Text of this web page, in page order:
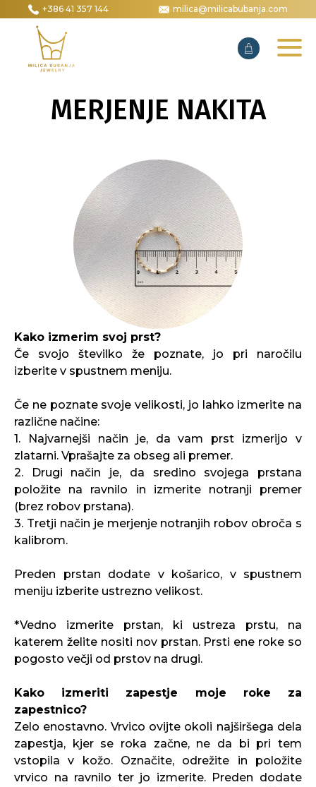
+386 41 357 144 milica@milicabubanja.com
MERJENJE NAKITA
Kako izmerim svoj prst?
Če svojo številko že poznate, jo pri naročilu
izberite v spustnem meniju.
Če ne poznate svoje velikosti, jo lahko izmerite na
različne načine:
1. Najvarnejši način je, da vam prst izmerijo v
zlatarni. Vprašajte za obseg ali premer.
2. Drugi način je, da sredino svojega prstana
položite na ravnilo in izmerite notranji premer
(brez robov prstana).
3. Tretji način je merjenje notranjih robov obroča s
kalibrom.
Preden prstan dodate v košarico, v spustnem
meniju izberite ustrezno velikost.
*Vedno izmerite prstan, ki ustreza prstu, na
katerem želite nositi nov prstan. Prsti ene roke so
pogosto večji od prstov na drugi.
Kako izmeriti zapestje moje roke za
zapestnico?
Zelo enostavno. Vrvico ovijte okoli najširšega dela
zapestja, kjer se roka začne, ne da bi pri tem
vstopila v kožo. Označite, odrežite in položite
vrvico na ravnilo ter jo izmerite. Preden dodate